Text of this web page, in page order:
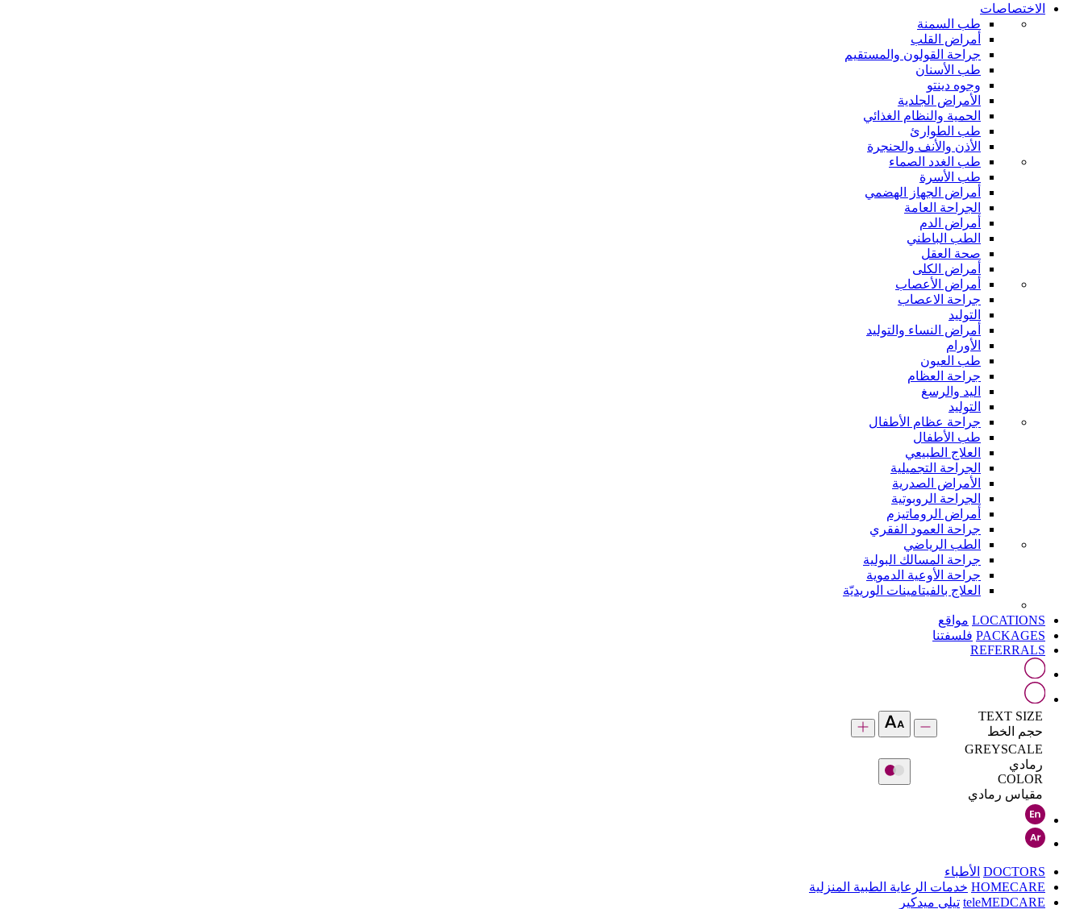
الاختصاصات
طب السمنة
أمراض القلب
جراحة القولون والمستقيم
طب الأسنان
وجوه دينتو
الأمراض الجلدية
الحمية والنظام الغذائي
طب الطوارئ
الأذن والأنف والحنجرة
طب الغدد الصماء
طب الأسرة
أمراض الجهاز الهضمي
الجراحة العامة
أمراض الدم
الطب الباطني
صحة العقل
أمراض الكلى
أمراض الأعصاب
جراحة الاعصاب
التوليد
أمراض النساء والتوليد
الأورام
طب العيون
جراحة العظام
اليد والرسغ
التوليد
جراحة عظام الأطفال
طب الأطفال
العلاج الطبيعي
الجراحة التجميلية
الأمراض الصدرية
الجراحة الروبوتية
أمراض الروماتيزم
جراحة العمود الفقري
الطب الرياضي
جراحة المسالك البولية
جراحة الأوعية الدموية
العلاج بالفيتامينات الوريديّة
LOCATIONS مواقع
PACKAGES فلسفتنا
REFERRALS
TEXT SIZE
حجم الخط
GREYSCALE
رمادي
COLOR
مقياس رمادي
DOCTORS الأطباء
HOMECARE خدمات الرعاية الطبية المنزلية
teleMEDCARE تيلي ميدكير